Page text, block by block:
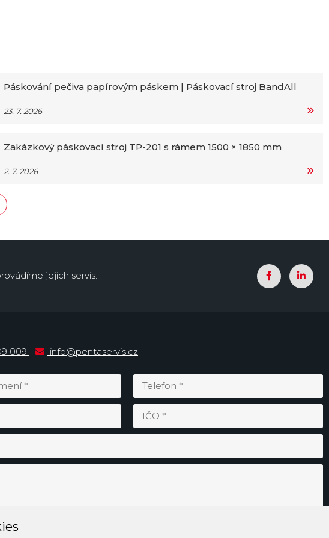
Páskování pečiva papírovým páskem | Páskovací stroj BandAll
23. 7. 2026
Zakázkový páskovací stroj TP-201 s rámem 1500 × 1850 mm
2. 7. 2026
jejich servis.
009 info@pentaservis.cz